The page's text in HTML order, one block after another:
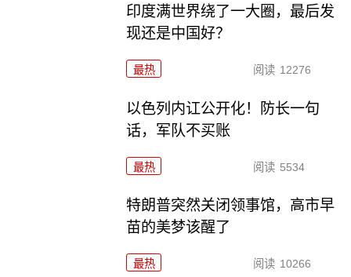
印度满世界绕了一大圈，最后发
现还是中国好？
最热 阅读 12276
以色列内讧公开化！防长一句
话，军队不买账
最热 阅读 5534
特朗普突然关闭领事馆，高市早
苗的美梦该醒了
最热 阅读 10266